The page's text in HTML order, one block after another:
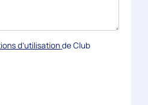
d’utilisationde Club